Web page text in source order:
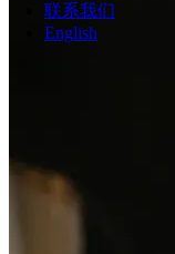
联系我们
English